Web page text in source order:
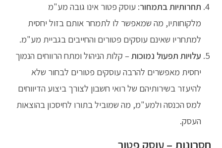
תחרותיות בתמחור: עוסק פטור אינו גובה מע"מ
מלקוחותיו, מה שמאפשר לו לתמחר אותם בזול יחסית
למתחריו שאינם עוסקים פטורים והחייבים בגביית מע"מ.
עלויות תפעול נמוכות – קלות הניהול ומתח הרווחים הנמוך
יחסית מאפשרים להרבה עוסקים פטורים לבחור שלא
להיעזר בשירותיהם של רואי חשבון לצורך ביצוע הדיווחים
למס הכנסה ולמע"מ, מה שמוביל בתורו לחיסכון בהוצאות
העסק.
חסרונות – עוסק פטור